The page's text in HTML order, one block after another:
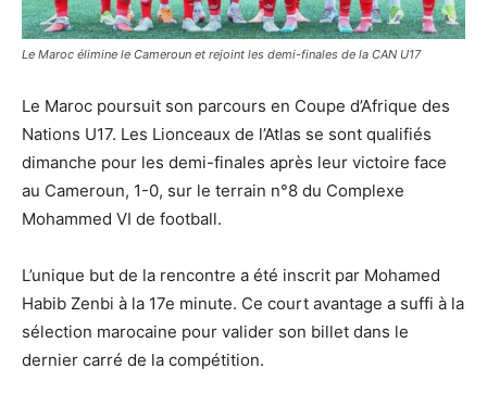
Le Maroc élimine le Cameroun et rejoint les demi-finales de la CAN U17
Le Maroc poursuit son parcours en Coupe d’Afrique des
Nations U17. Les Lionceaux de l’Atlas se sont qualifiés
dimanche pour les demi-finales après leur victoire face
au Cameroun, 1-0, sur le terrain n°8 du Complexe
Mohammed VI de football.
L’unique but de la rencontre a été inscrit par Mohamed
Habib Zenbi à la 17e minute. Ce court avantage a suffi à la
sélection marocaine pour valider son billet dans le
dernier carré de la compétition.